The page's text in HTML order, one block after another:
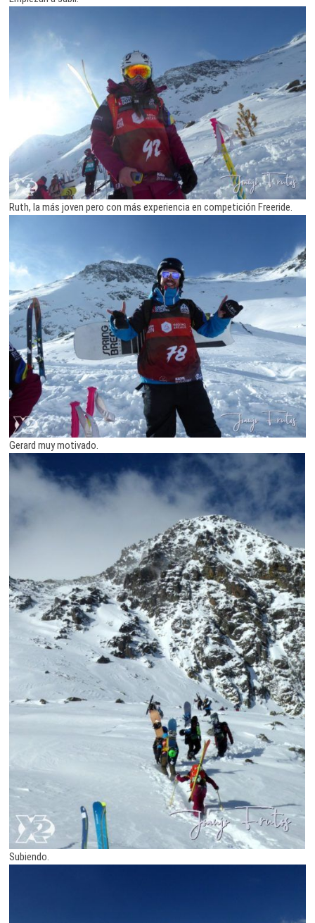
Ruth, la más joven pero con más experiencia en competición Freeride.
Gerard muy motivado.
Subiendo.